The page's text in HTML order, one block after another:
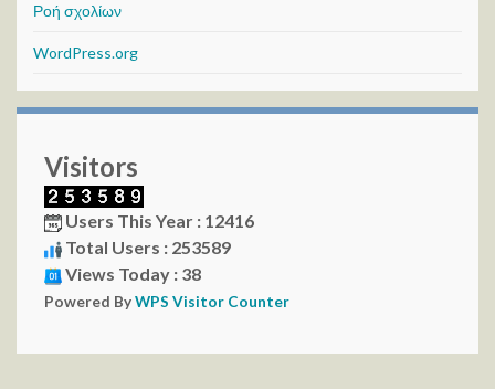
Ροή σχολίων
WordPress.org
Visitors
Users This Year : 12416
Total Users : 253589
Views Today : 38
Powered ByWPS Visitor Counter